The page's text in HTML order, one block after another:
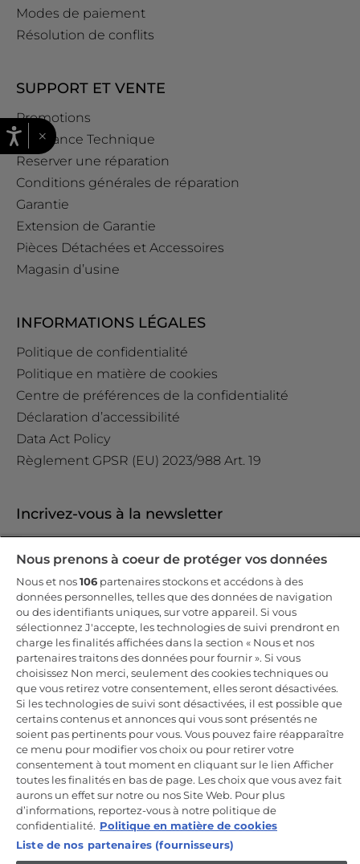
Modes de paiement
Résolution de conflits
SUPPORT ET VENTE
Promotions
Assistance Technique
Reserver une réparation
Conditions générales de réparation
Garantie
Extension de Garantie
Pièces Détachées et Accessoires
Magasin d’usine
INFORMATIONS LÉGALES
Politique de confidentialité
Politique en matière de cookies
Centre de préférences de la confidentialité
Déclaration d’accessibilité
Data Act Policy
Règlement GPSR (EU) 2023/988 Art. 19
Incrivez-vous à la newsletter
première commande
CANDY HOOVER GROUP S.r.I. - Associé unique - SIÈGE SOCIAL :
Via Comolli, 57 - 20861 Brugherio (MB) - Italie - SIÈGES
ADMINISTRATIFS : Via Privata Eden Fumagalli snc - 20861
Brugherio (MB) et Via Trento n. 20/A-22 - 20871 Vimercate (MB) -
Italie - Tél. : +39.039.2086.1 - Fax : +39.039.2086.237 - Capital social
35 000 000,00 € iv - Cod. Code fiscal et numéro d'inscription au
registre du commerce de Milan-Monza-Brianza-Lodi 04666310158 -
Numéro de TVA 00786860965 - Numéro REA : MB-1033934 -
Autorisation IT AEOF 211870 - Société soumise aux activités de
gestion et de coordination de Candy S.p.A.
FR / Français
×
Nous prenons à coeur de protéger vos données
Nous et nos106 partenaires stockons et accédons à des
données personnelles, telles que des données de navigation
ou des identifiants uniques, sur votre appareil. Si vous
sélectionnez J'accepte, les technologies de suivi prendront en
charge les finalités affichées dans la section « Nous et nos
partenaires traitons des données pour fournir ». Si vous
choisissez Non merci, seulement des cookies techniques ou
que vous retirez votre consentement, elles seront désactivées.
Si les technologies de suivi sont désactivées, il est possible que
certains contenus et annonces qui vous sont présentés ne
soient pas pertinents pour vous. Vous pouvez faire réapparaître
ce menu pour modifier vos choix ou pour retirer votre
consentement à tout moment en cliquant sur le lien Afficher
toutes les finalités en bas de page. Les choix que vous avez fait
aurons un effet sur notre ou nos Site Web. Pour plus
d’informations, reportez-vous à notre politique de
confidentialité. Politique en matière de cookies
Liste de nos partenaires (fournisseurs)